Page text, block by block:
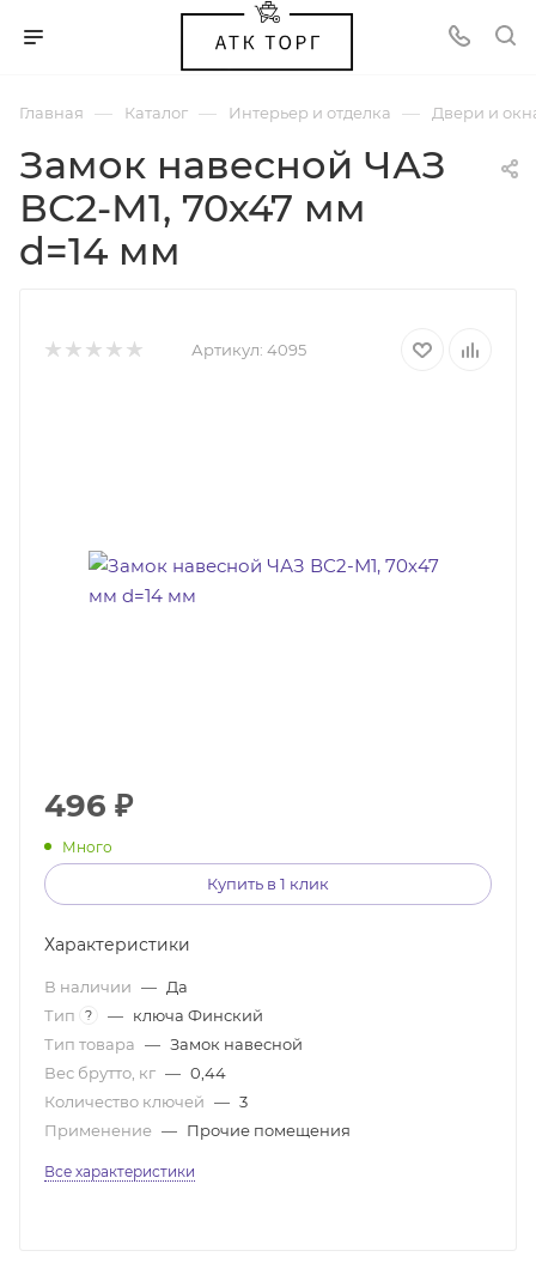
Главная — Каталог — Интерьер и отделка — Двери и
Замок навесной ЧАЗ
ВС2-М1, 70х47 мм
d=14 мм
Артикул: 4095
496 ₽
Много
Купить в 1 клик
Характеристики
В наличии — Да
Тип
? — ключа Финский
Тип товара — Замок навесной
Вес брутто, кг — 0,44
Количество ключей — 3
Применение — Прочие помещения
Все характеристики